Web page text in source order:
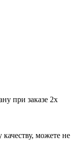
при заказе 2х
качеству, можете не